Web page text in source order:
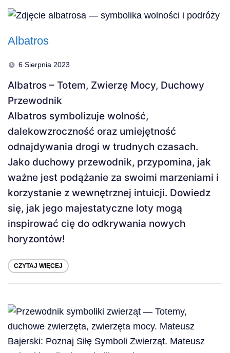
Albatros
6 Sierpnia 2023
Albatros – Totem, Zwierzę Mocy, Duchowy
Przewodnik
Albatros symbolizuje wolność,
dalekowzroczność oraz umiejętność
odnajdywania drogi w trudnych czasach.
Jako duchowy przewodnik, przypomina, jak
ważne jest podążanie za swoimi marzeniami i
korzystanie z wewnętrznej intuicji. Dowiedz
się, jak jego majestatyczne loty mogą
inspirować cię do odkrywania nowych
horyzontów!
CZYTAJ WIĘCEJ